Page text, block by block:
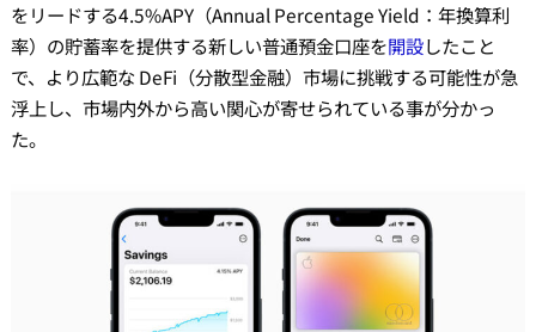
をリードする4.5%APY（Annual Percentage Yield：年換算利
率）の貯蓄率を提供する新しい普通預金口座を開設したこと
で、より広範な DeFi（分散型金融）市場に挑戦する可能性が急
浮上し、市場内外から高い関心が寄せられている事が分かっ
た。